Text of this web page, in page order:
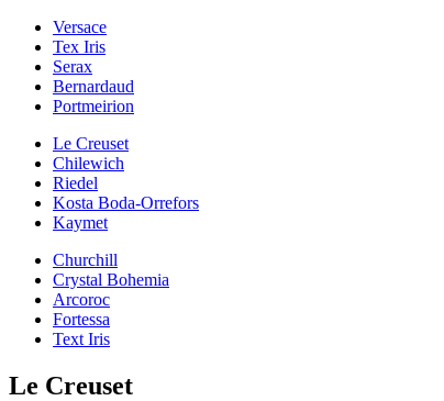
Versace
Tex Iris
Serax
Bernardaud
Portmeirion
Le Creuset
Chilewich
Riedel
Kosta Boda-Orrefors
Kaymet
Churchill
Crystal Bohemia
Arcoroc
Fortessa
Text Iris
Le Creuset